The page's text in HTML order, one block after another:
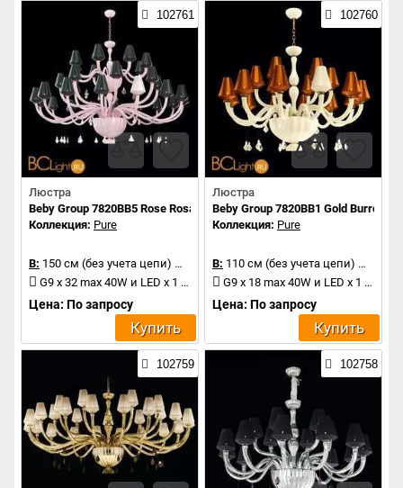
102761
Люстра
Beby Group 7820BB5 Rose Rosa Cipria Black White Rose
Коллекция: Pure
В: 150 см (без учета цепи) Д:
210 см
G9 x 32 max 40W и LED x 1 1.2W
Цена: По запросу
Купить
102760
Люстра
Beby Group 7820BB1 Gold Burro
Коллекция: Pure
В: 110 см (без учета цепи) Д:
G9 x 18 max 40W и LED x 1 1.2W
Цена: По запросу
Купить
102759 102758